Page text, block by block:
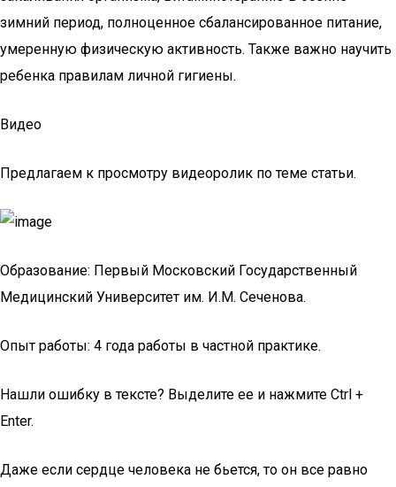
зимний период, полноценное сбалансированное питание,
умеренную физическую активность. Также важно научить
ребенка правилам личной гигиены.
Видео
Предлагаем к просмотру видеоролик по теме статьи.
Образование: Первый Московский Государственный
Медицинский Университет им. И.М. Сеченова.
Опыт работы: 4 года работы в частной практике.
Нашли ошибку в тексте? Выделите ее и нажмите Ctrl +
Enter.
Даже если сердце человека не бьется, то он все равно